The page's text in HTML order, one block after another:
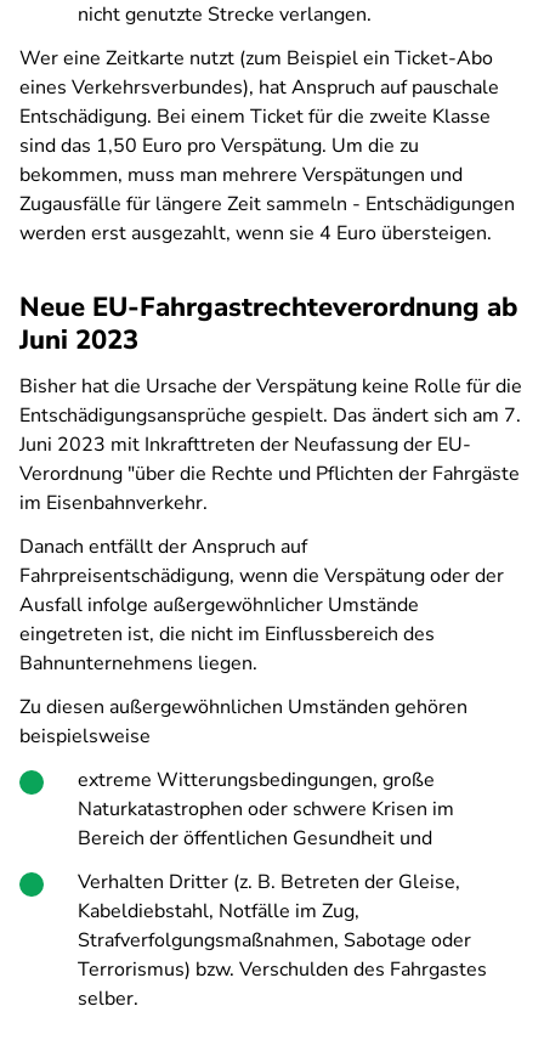
nicht genutzte Strecke verlangen.
Wer eine Zeitkarte nutzt (zum Beispiel ein Ticket-Abo
eines Verkehrsverbundes), hat Anspruch auf pauschale
Entschädigung. Bei einem Ticket für die zweite Klasse
sind das 1,50 Euro pro Verspätung. Um die zu
bekommen, muss man mehrere Verspätungen und
Zugausfälle für längere Zeit sammeln - Entschädigungen
werden erst ausgezahlt, wenn sie 4 Euro übersteigen.
Neue EU-Fahrgastrechteverordnung ab
Juni 2023
Bisher hat die Ursache der Verspätung keine Rolle für die
Entschädigungsansprüche gespielt. Das ändert sich am 7.
Juni 2023 mit Inkrafttreten der Neufassung der EU-
Verordnung "über die Rechte und Pflichten der Fahrgäste
im Eisenbahnverkehr.
Danach entfällt der Anspruch auf
Fahrpreisentschädigung, wenn die Verspätung oder der
Ausfall infolge außergewöhnlicher Umstände
eingetreten ist, die nicht im Einflussbereich des
Bahnunternehmens liegen.
Zu diesen außergewöhnlichen Umständen gehören
beispielsweise
extreme Witterungsbedingungen, große
Naturkatastrophen oder schwere Krisen im
Bereich der öffentlichen Gesundheit und
Verhalten Dritter (z. B. Betreten der Gleise,
Kabeldiebstahl, Notfälle im Zug,
Strafverfolgungsmaßnahmen, Sabotage oder
Terrorismus) bzw. Verschulden des Fahrgastes
selber.